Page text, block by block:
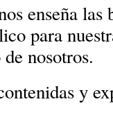
enseña las
para
nosotros.
y